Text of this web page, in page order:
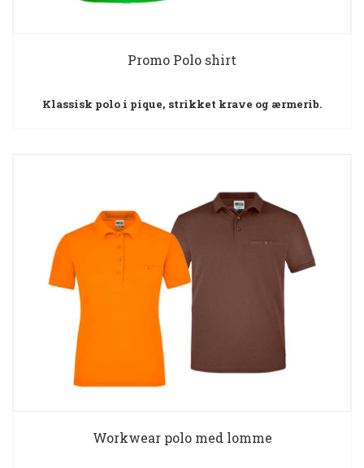
Promo Polo shirt
Klassisk polo i pique, strikket krave og ærmerib.
Workwear polo med lomme